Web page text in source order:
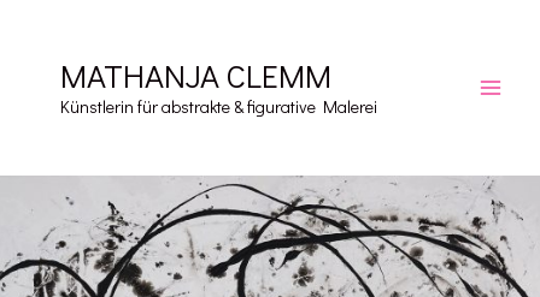
springenMATHANJA CLEMM
Künstlerin für abstrakte & figurative Malerei